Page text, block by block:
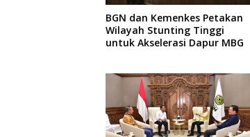
BGN dan Kemenkes Petakan
Wilayah Stunting Tinggi
untuk Akselerasi Dapur MBG